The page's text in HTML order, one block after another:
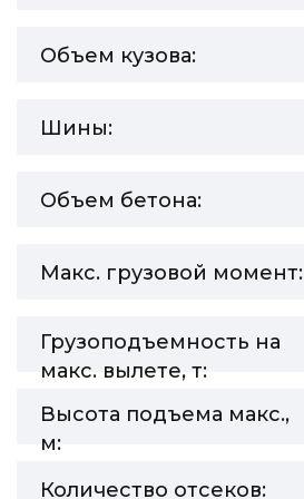
Объем кузова:
Шины:
Объем бетона:
Макс. грузовой момент:
Грузоподъемность на
макс. вылете, т:
Высота подъема макс.,
м:
Количество отсеков: